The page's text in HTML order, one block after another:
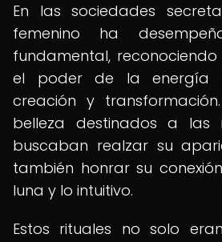
En las sociedades
femenino ha
fundamental,
el poder de la energía
creación y
belleza destinados a las
buscaban realzar su
también honrar su
luna y lo intuitivo.
Estos rituales no solo